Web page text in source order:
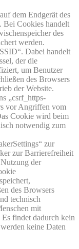
dem Endgerät des
Bei Cookies handelt
des
werden.
Dabei handelt
der die
um Benutzer
des Browsers
der Website.
„csrf_https-
vor Angriffen vom
Cookie wird beim
notwendig zum
zur
zur Barrierefreiheit
der
des Browsers
technisch
mit
findet dadurch kein
keine Daten